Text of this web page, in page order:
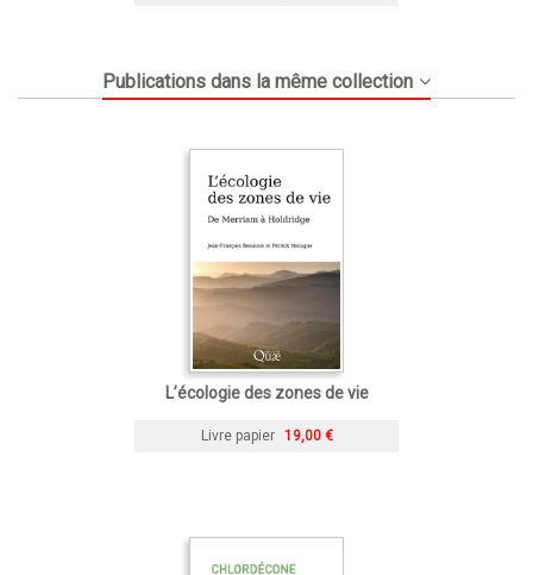
Publications dans la même collection
L’écologie des zones de vie
Livre papier 19,00 €